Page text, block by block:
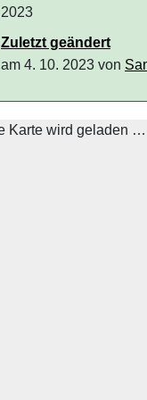
2023
Zuletzt geändert
am 4. 10. 2023 von